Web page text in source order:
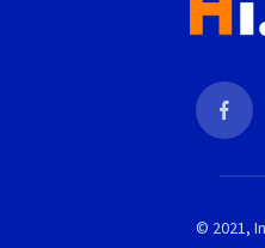
© 2021,